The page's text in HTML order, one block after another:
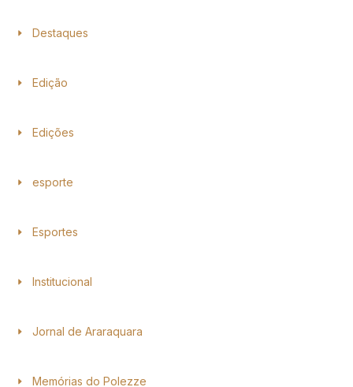
Destaques
Edição
Edições
esporte
Esportes
Institucional
Jornal de Araraquara
Memórias do Polezze